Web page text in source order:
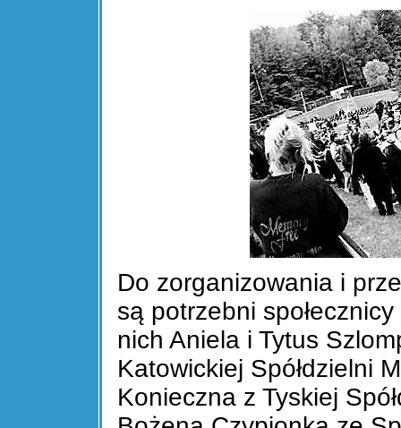
Do zorganizowania i
są potrzebni
nich Aniela i Tytus
Katowickiej Spółdzielni
Konieczna z Tyskiej